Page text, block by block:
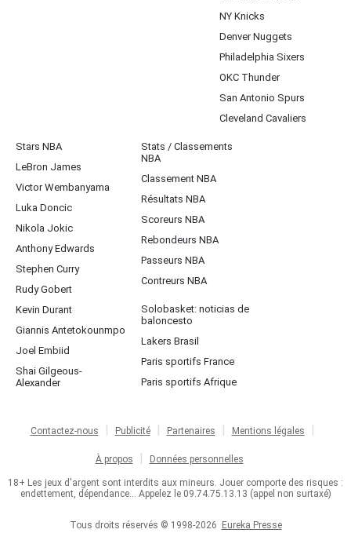
NY Knicks
Denver Nuggets
Philadelphia Sixers
OKC Thunder
San Antonio Spurs
Cleveland Cavaliers
Stars NBA
LeBron James
Victor Wembanyama
Luka Doncic
Nikola Jokic
Anthony Edwards
Stephen Curry
Rudy Gobert
Kevin Durant
Giannis Antetokounmpo
Joel Embiid
Shai Gilgeous-
Alexander
Stats / Classements
NBA
Classement NBA
Résultats NBA
Scoreurs NBA
Rebondeurs NBA
Passeurs NBA
Contreurs NBA
Solobasket: noticias de
baloncesto
Lakers Brasil
Paris sportifs France
Paris sportifs Afrique
Contactez-nous Publicité Partenaires Mentions légales
À propos Données personnelles
18+ Les jeux d'argent sont interdits aux mineurs. Jouer comporte des risques :
endettement, dépendance... Appelez le 09.74.75.13.13 (appel non surtaxé)
Tous droits réservés © 1998-2026 Eureka Presse